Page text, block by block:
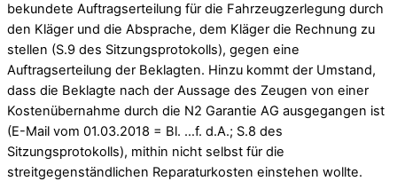
bekundete Auftragserteilung für die Fahrzeugzerlegung durch
den Kläger und die Absprache, dem Kläger die Rechnung zu
stellen (S.9 des Sitzungsprotokolls), gegen eine
Auftragserteilung der Beklagten. Hinzu kommt der Umstand,
dass die Beklagte nach der Aussage des Zeugen von einer
Kostenübernahme durch die N2 Garantie AG ausgegangen ist
(E-Mail vom 01.03.2018 = Bl. …f. d.A.; S.8 des
Sitzungsprotokolls), mithin nicht selbst für die
streitgegenständlichen Reparaturkosten einstehen wollte.